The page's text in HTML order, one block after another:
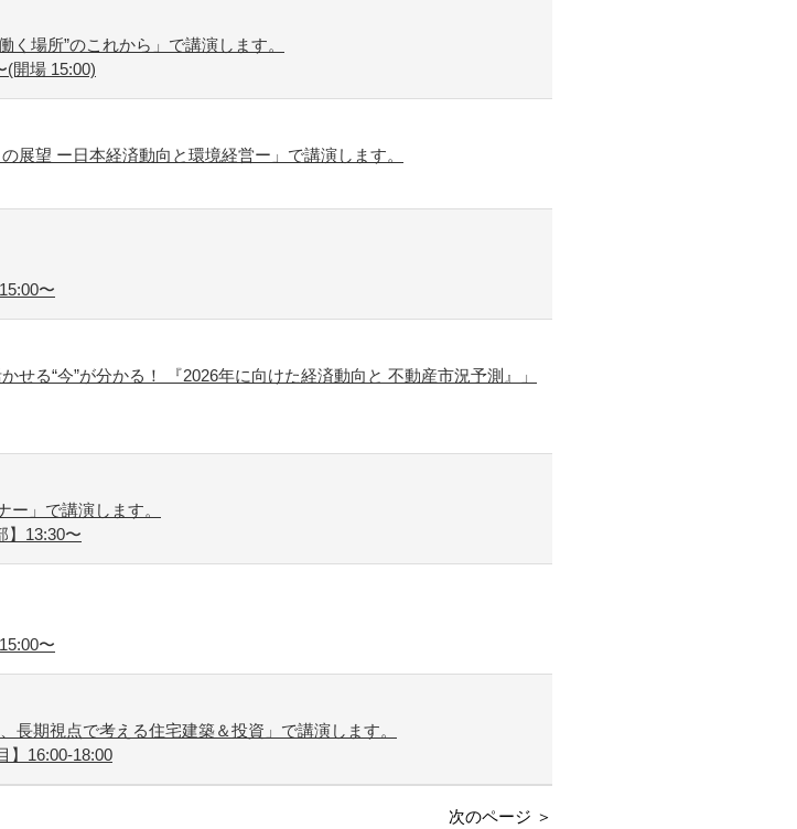
く場所”のこれから」で講演します。
開場 15:00)
展望 ー日本経済動向と環境経営ー」で講演します。
〜
る“今”が分かる！ 『2026年に向けた経済動向と 不動産市況予測』」
」で講演します。
】13:30〜
〜
期視点で考える住宅建築＆投資」で講演します。
】16:00-18:00
次のページ ＞